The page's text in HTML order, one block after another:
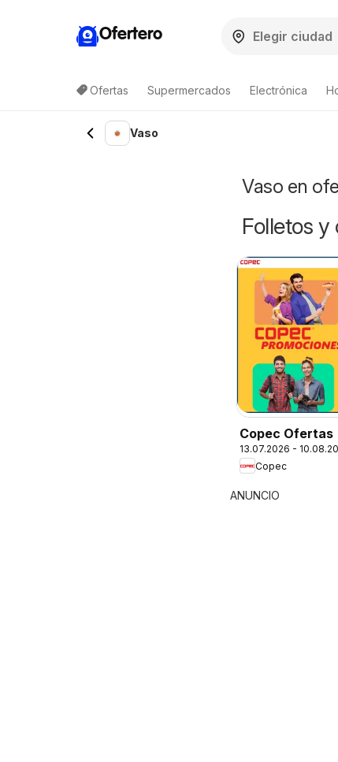
Ofertero
Ofertas Supermercados Electrónica
Lista de productos
Vaso
Vaso en
Folletos
Copec Ofertas
13.07.2026 -
Copec
ANUNCIO